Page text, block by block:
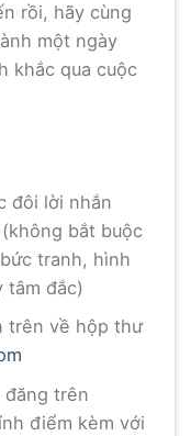
rồi, hãy cùng
một ngày
khắc qua cuộc
đôi lời nhắn
bắt buộc
tranh, hình
tâm đắc)
trên về hộp thư
đăng trên
điểm kèm với